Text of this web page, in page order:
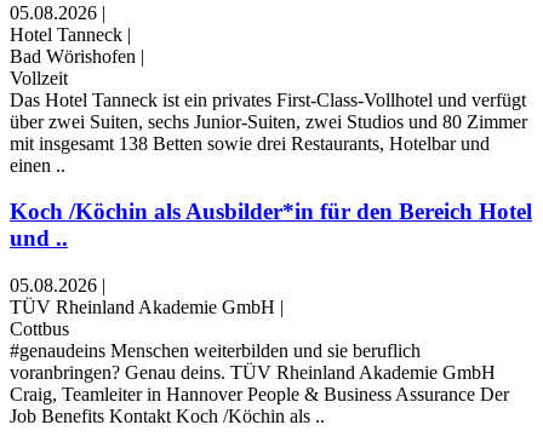
05.08.2026 |
Hotel Tanneck |
Bad Wörishofen |
Vollzeit
Das Hotel Tanneck ist ein privates First-Class-Vollhotel und verfügt
über zwei Suiten, sechs Junior-Suiten, zwei Studios und 80 Zimmer
mit insgesamt 138 Betten sowie drei Restaurants, Hotelbar und
einen ..
Koch /Köchin als Ausbilder*in für den Bereich Hotel
und ..
05.08.2026 |
TÜV Rheinland Akademie GmbH |
Cottbus
#genaudeins Menschen weiterbilden und sie beruflich
voranbringen? Genau deins. TÜV Rheinland Akademie GmbH
Craig, Teamleiter in Hannover People & Business Assurance Der
Job Benefits Kontakt Koch /Köchin als ..